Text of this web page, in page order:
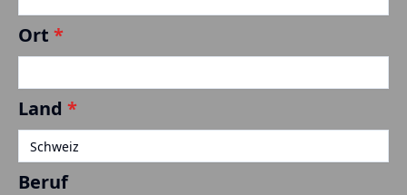
Ort *
Land *
Beruf